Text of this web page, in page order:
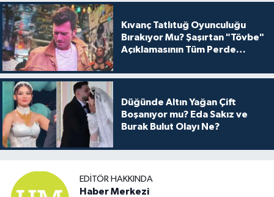
Kıvanç Tatlıtuğ Oyunculuğu
Bırakıyor Mu? Şaşırtan "Tövbe"
Açıklamasının Tüm Perde
Düğünde Altın Yağan Çift
Boşanıyor mu? Eda Sakız ve
Burak Bulut Olayı Ne?
EDITÖR HAKKINDA
Haber Merkezi